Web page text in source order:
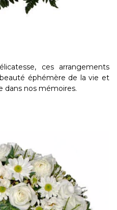
ces arrangements
éphémère de la vie et
dans nos mémoires.